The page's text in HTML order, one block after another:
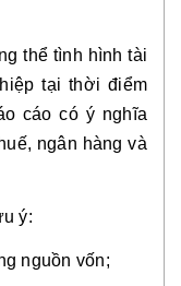
thể tình hình tài
tại thời điểm
cáo có ý nghĩa
ngân hàng và
ý:
nguồn vốn;